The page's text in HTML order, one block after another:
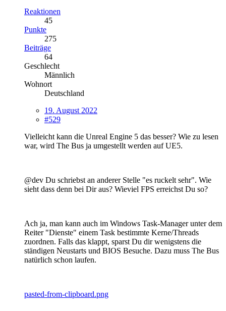
Reaktionen
45
Punkte
275
Beiträge
64
Geschlecht
Männlich
Wohnort
Deutschland
19. August 2022
#529
Vielleicht kann die Unreal Engine 5 das besser? Wie zu lesen
war, wird The Bus ja umgestellt werden auf UE5.
@dev Du schriebst an anderer Stelle "es ruckelt sehr". Wie
sieht dass denn bei Dir aus? Wieviel FPS erreichst Du so?
Ach ja, man kann auch im Windows Task-Manager unter dem
Reiter "Dienste" einem Task bestimmte Kerne/Threads
zuordnen. Falls das klappt, sparst Du dir wenigstens die
ständigen Neustarts und BIOS Besuche. Dazu muss The Bus
natürlich schon laufen.
pasted-from-clipboard.png